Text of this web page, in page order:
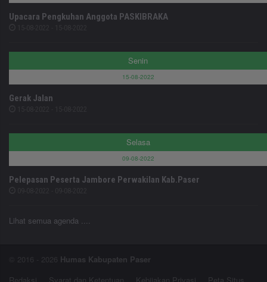
Upacara Pengkuhan Anggota PASKIBRAKA
Senin
15-08-2022
Gerak Jalan
Selasa
09-08-2022
Pelepasan Peserta Jambore Perwakilan Kab.Paser
Lihat semua agenda ....
© 2016 - 2026 Humas Kabupaten Paser
Redaksi
Syarat dan Ketentuan Kebijakan Privasi Peta Situs